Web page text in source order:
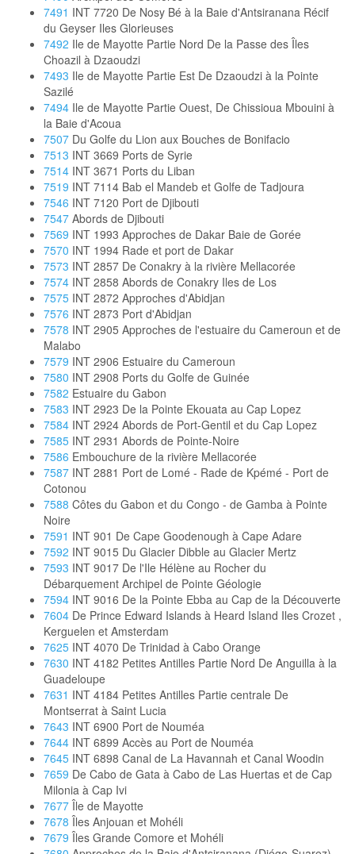
7491 INT 7720 De Nosy Bé à la Baie d'Antsiranana Récif
du Geyser Iles Glorieuses
7492 Ile de Mayotte Partie Nord De la Passe des Îles
Choazil à Dzaoudzi
7493 Ile de Mayotte Partie Est De Dzaoudzi à la Pointe
Sazilé
7494 Ile de Mayotte Partie Ouest, De Chissioua Mbouini à
la Baie d'Acoua
7507 Du Golfe du Lion aux Bouches de Bonifacio
7513 INT 3669 Ports de Syrie
7514 INT 3671 Ports du Liban
7519 INT 7114 Bab el Mandeb et Golfe de Tadjoura
7546 INT 7120 Port de Djibouti
7547 Abords de Djibouti
7569 INT 1993 Approches de Dakar Baie de Gorée
7570 INT 1994 Rade et port de Dakar
7573 INT 2857 De Conakry à la rivière Mellacorée
7574 INT 2858 Abords de Conakry Iles de Los
7575 INT 2872 Approches d'Abidjan
7576 INT 2873 Port d'Abidjan
7578 INT 2905 Approches de l'estuaire du Cameroun et de
Malabo
7579 INT 2906 Estuaire du Cameroun
7580 INT 2908 Ports du Golfe de Guinée
7582 Estuaire du Gabon
7583 INT 2923 De la Pointe Ekouata au Cap Lopez
7584 INT 2924 Abords de Port-Gentil et du Cap Lopez
7585 INT 2931 Abords de Pointe-Noire
7586 Embouchure de la rivière Mellacorée
7587 INT 2881 Port de Lomé - Rade de Kpémé - Port de
Cotonou
7588 Côtes du Gabon et du Congo - de Gamba à Pointe
Noire
7591 INT 901 De Cape Goodenough à Cape Adare
7592 INT 9015 Du Glacier Dibble au Glacier Mertz
7593 INT 9017 De l'Ile Hélène au Rocher du
Débarquement Archipel de Pointe Géologie
7594 INT 9016 De la Pointe Ebba au Cap de la Découverte
7604 De Prince Edward Islands à Heard Island Iles Crozet ,
Kerguelen et Amsterdam
7625 INT 4070 De Trinidad à Cabo Orange
7630 INT 4182 Petites Antilles Partie Nord De Anguilla à la
Guadeloupe
7631 INT 4184 Petites Antilles Partie centrale De
Montserrat à Saint Lucia
7643 INT 6900 Port de Nouméa
7644 INT 6899 Accès au Port de Nouméa
7645 INT 6898 Canal de La Havannah et Canal Woodin
7659 De Cabo de Gata à Cabo de Las Huertas et de Cap
Milonia à Cap Ivi
7677 Île de Mayotte
7678 Îles Anjouan et Mohéli
7679 Îles Grande Comore et Mohéli